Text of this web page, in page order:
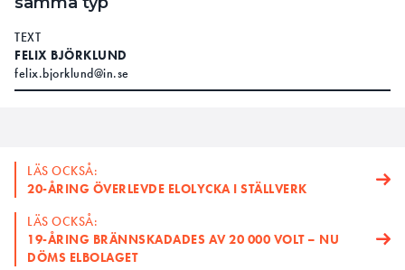
TEXT
FELIX BJÖRKLUND
felix.bjorklund@in.se
LÄS OCKSÅ:
20-ÅRING ÖVERLEVDE ELOLYCKA I STÄLLVERK
LÄS OCKSÅ:
19-ÅRING BRÄNNSKADADES AV 20 000 VOLT – NU
DÖMS ELBOLAGET